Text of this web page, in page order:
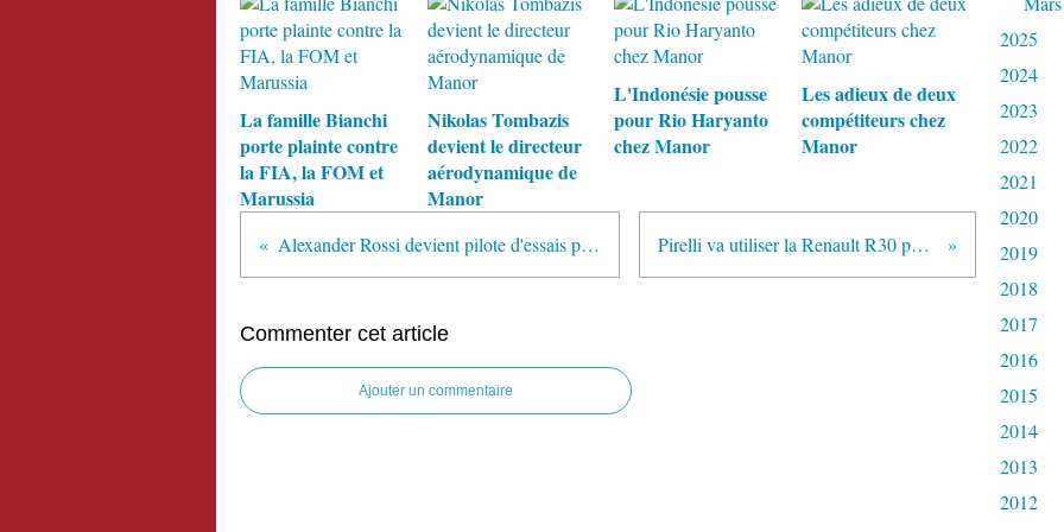
La famille Bianchi
porte plainte contre
la FIA, la FOM et
Marussia
Nikolas Tombazis
devient le directeur
aérodynamique de
Manor
L'Indonésie pousse
pour Rio Haryanto
chez Manor
Les adieux de deux
compétiteurs chez
Manor
Alexander Rossi devient pilote d'essais pour Caterham Pirelli va utiliser la Renault R30 pour ses essais
Commenter cet article
Ajouter un commentaire
2025
2024
2023
2022
2021
2020
2019
2018
2017
2016
2015
2014
2013
2012